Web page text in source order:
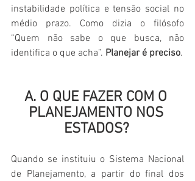
instabilidade política e tensão social no
médio prazo. Como dizia o filósofo
“Quem não sabe o que busca, não
identifica o que acha”. Planejar é preciso.
A. O QUE FAZER COM O
PLANEJAMENTO NOS
ESTADOS?
Quando se instituiu o Sistema Nacional
de Planejamento, a partir do final dos